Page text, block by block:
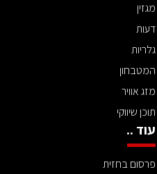
מגזין
דעות
גלריות
המטבחון
מזג אוויר
תוכן שיווקי
עוד ..
פרסום בחזית